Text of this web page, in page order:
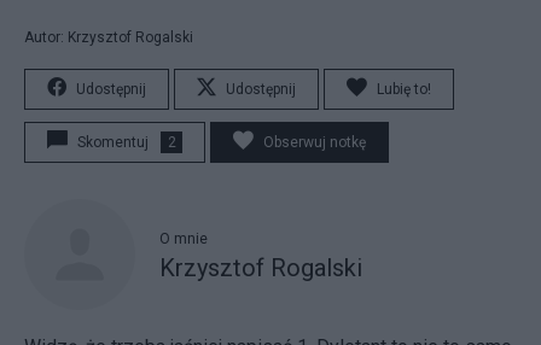
Autor: Krzysztof Rogalski
Udostępnij Udostępnij Lubię to!
Skomentuj 2 Obserwuj notkę
O mnie
Krzysztof Rogalski